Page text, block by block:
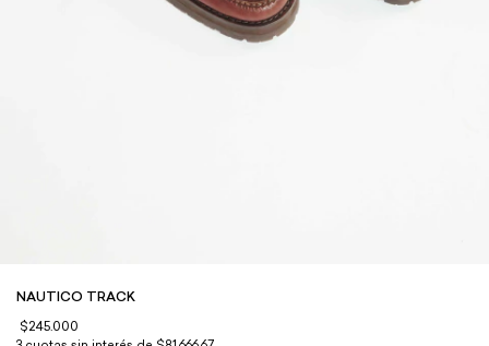
NAUTICO TRACK
$245.000